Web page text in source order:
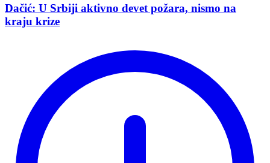
Dačić: U Srbiji aktivno devet požara, nismo na
kraju krize